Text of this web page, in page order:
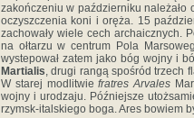
zakończeniu w październiku
oczyszczenia koni i oręża. 15
zachowały wiele cech archaicznych.
na ołtarzu w centrum Pola
wystepował zatem jako bóg wojny i
Martialis, drugi rangą spośród trzech
W starej modlitwiefratres Arvales
wojny i urodzaju. Późniejsze
rzymsk-italskiego boga. Ares bowiem